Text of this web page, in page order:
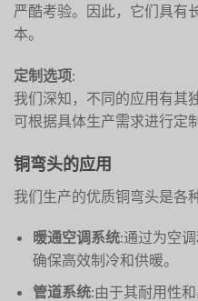
严酷考验。因此，它们具有
本。
定制选项:
我们深知，不同的应用有其
可根据具体生产需求进行定
铜弯头的应用
我们生产的优质铜弯头是各
暖通空调系统:通过为空
确保高效制冷和供暖。
管道系统:由于其耐用性